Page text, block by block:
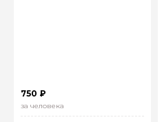
750 ₽
за человека